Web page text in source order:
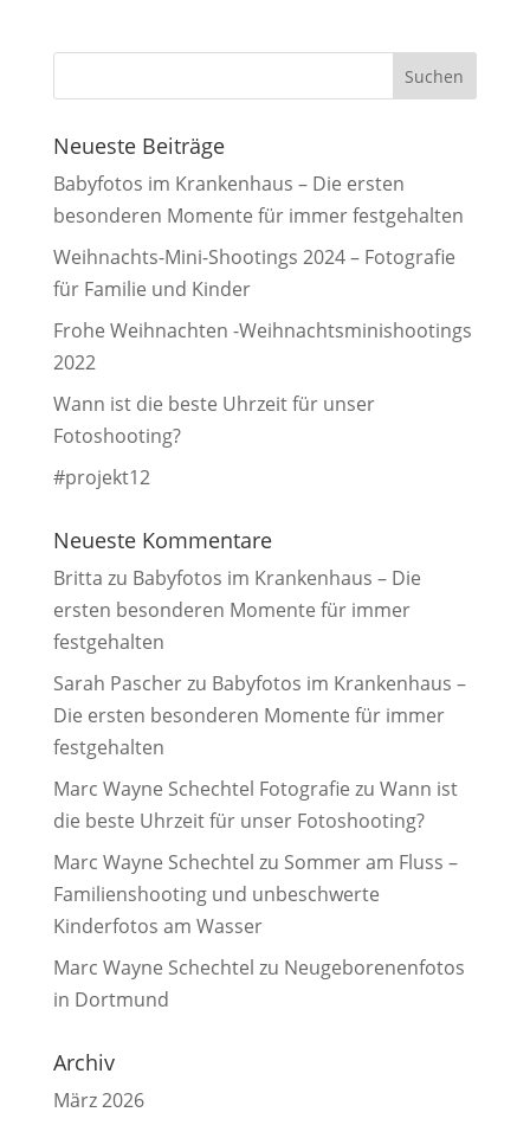
Neueste Beiträge
Babyfotos im Krankenhaus – Die ersten
besonderen Momente für immer festgehalten
Weihnachts-Mini-Shootings 2024 – Fotografie
für Familie und Kinder
Frohe Weihnachten -Weihnachtsminishootings
2022
Wann ist die beste Uhrzeit für unser
Fotoshooting?
#projekt12
Neueste Kommentare
Britta zu Babyfotos im Krankenhaus – Die
ersten besonderen Momente für immer
festgehalten
Sarah Pascherzu Babyfotos im Krankenhaus –
Die ersten besonderen Momente für immer
festgehalten
Marc Wayne Schechtel Fotografie zu Wann ist
die beste Uhrzeit für unser Fotoshooting?
Marc Wayne Schechtel zu Sommer am Fluss –
Familienshooting und unbeschwerte
Kinderfotos am Wasser
Marc Wayne Schechtel zu Neugeborenenfotos
in Dortmund
Archiv
März 2026